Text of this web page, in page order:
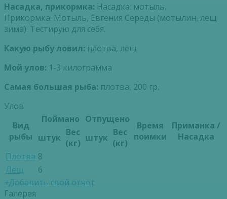
Насадка, прикормка: Насадка: мотыль.
Прикормка: Мотыль, Евгения Середы (мотылин, лещ
зима). Тестирую для себя.
Какую рыбу ловил: плотва, лещ
Мой улов: 1-3 килограмма
Самая большая рыба: плотва, 200 гр.
Улов
Вид
рыбы
Поймано Отпущено
Время
поимки
Приманка /
Насадка
штук Вес
(кг) штук Вес
(кг)
Плотва 8
Лещ
6
+Добавить свой отчет
Галерея